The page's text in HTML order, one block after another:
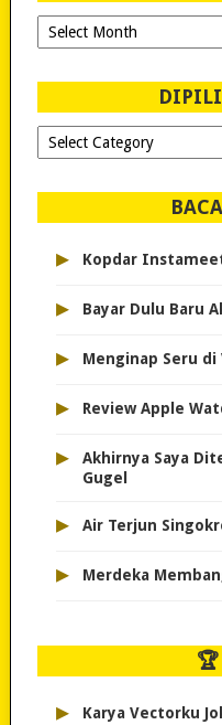
Ngeblog
Sejak
Dipilih-
dipilih..
▸ Kopdar
▸ Bayar Dulu Baru
▸ Menginap Seru di
▸ Review Apple
▸
Akhirnya Saya
Gugel
▸ Air Terjun
▸ Merdeka
🏆
▸ Karya Vectorku